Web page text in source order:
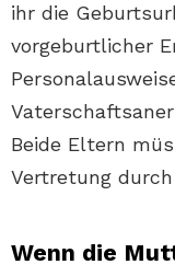
ihr die
vorgeburtlicher
Beide Eltern
Vertretung
Wenn die